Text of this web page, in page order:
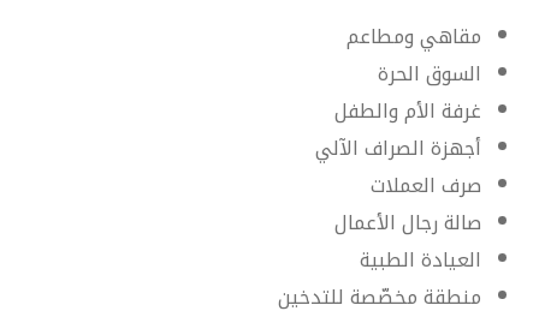
مقاهي ومطاعم
السوق الحرة
غرفة الأم والطفل
أجهزة الصراف الآلي
صرف العملات
صالة رجال الأعمال
العيادة الطبية
منطقة مخصّصة للتدخين